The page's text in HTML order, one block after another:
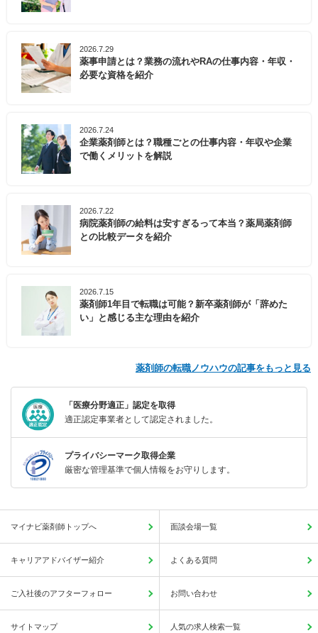
2026.7.29
薬事申請とは？業務の流れやRAの仕事内容・年収・
必要な資格を紹介
2026.7.24
企業薬剤師とは？職種ごとの仕事内容・年収や企業
で働くメリットを解説
2026.7.22
病院薬剤師の給料は安すぎるって本当？薬局薬剤師
との比較データを紹介
2026.7.15
薬剤師1年目で転職は可能？新卒薬剤師が「辞めた
い」と感じる主な理由を紹介
薬剤師の転職ノウハウの記事をもっと見る
「医療分野適正」認定を取得
適正認定事業者として認定されました。
プライバシーマーク取得企業
厳密な管理基準で個人情報をお守りします。
マイナビ薬剤師トップへ 面談会場一覧
キャリアアドバイザー紹介 よくある質問
ご入社後のアフターフォロー お問い合わせ
サイトマップ 人気の求人検索一覧